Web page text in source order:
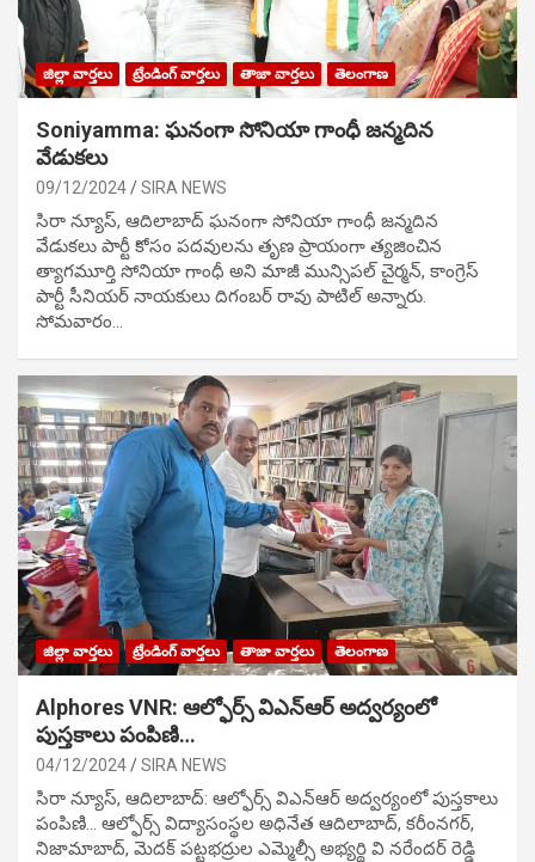
జిల్లా వార్తలు ట్రేండింగ్ వార్తలు తాజా వార్తలు తెలంగాణ
Soniyamma: ఘ‌నంగా సోనియా గాంధీ జ‌న్మ‌దిన
వేడుక‌లు
09/12/2024 SIRA NEWS
సిరా న్యూస్, ఆదిలాబాద్ ఘ‌నంగా సోనియా గాంధీ జ‌న్మ‌దిన
వేడుక‌లు పార్టీ కోసం ప‌ద‌వుల‌ను తృణ ప్రాయంగా త్య‌జించిన
త్యాగమూర్తి సోనియా గాంధీ అని మాజీ మున్సిప‌ల్ చైర్మ‌న్, కాంగ్రెస్
పార్టీ సీనియ‌ర్ నాయ‌కులు దిగంబ‌ర్ రావు పాటిల్ అన్నారు.
సోమవారం…
జిల్లా వార్తలు ట్రేండింగ్ వార్తలు తాజా వార్తలు తెలంగాణ
Alphores VNR: ఆల్ఫోర్స్ విఎన్ఆర్ అద్వర్యంలో
పుస్తకాలు పంపిణి…
04/12/2024 SIRA NEWS
సిరా న్యూస్, ఆదిలాబాద్: ఆల్ఫోర్స్ విఎన్ఆర్ అద్వర్యంలో పుస్తకాలు
పంపిణి… ఆల్ఫోర్స్ విద్యాసంస్థల అధినేత ఆదిలాబాద్, కరీంనగర్,
నిజామాబాద్, మెదక్ పట్టభద్రుల ఎమ్మెల్సీ అభ్యర్థి వి నరేందర్ రెడ్డి